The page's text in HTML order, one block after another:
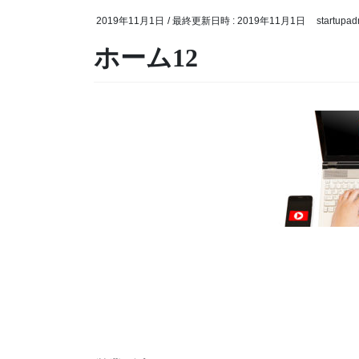
2019年11月1日 / 最終更新日時 : 2019年11月1日
ホーム12